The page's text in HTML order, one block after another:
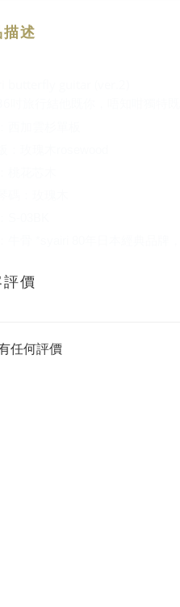
述
價
任何評價